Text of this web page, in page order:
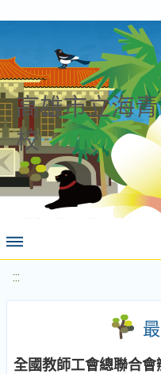
高雄市立海
校
:::
全國教師工會總聯合